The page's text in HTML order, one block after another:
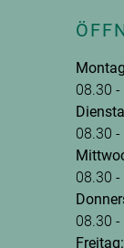
08.30
08.30
08.30
08.30
Freitag: